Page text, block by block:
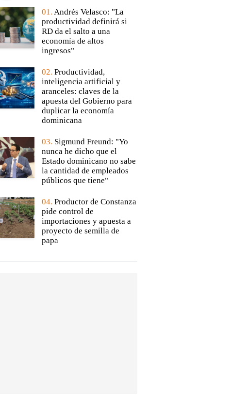
01. Andrés Velasco: "La
productividad definirá si
RD da el salto a una
economía de altos
ingresos"
02. Productividad,
inteligencia artificial y
aranceles: claves de la
apuesta del Gobierno para
duplicar la economía
dominicana
03. Sigmund Freund: "Yo
nunca he dicho que el
Estado dominicano no sabe
la cantidad de empleados
públicos que tiene"
04. Productor de Constanza
pide control de
importaciones y apuesta a
proyecto de semilla de
papa